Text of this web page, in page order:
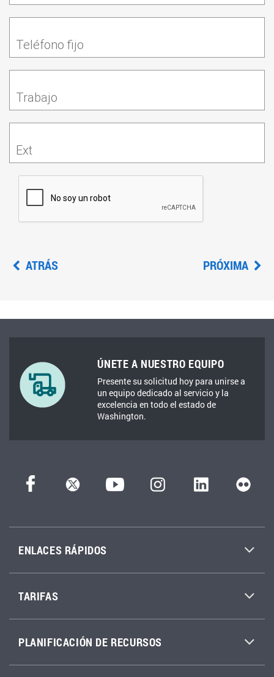
Teléfono fijo
Trabajo
Ext
ATRÁS PRÓXIMA
ÚNETE A NUESTRO EQUIPO
Presente su solicitud hoy para unirse a
un equipo dedicado al servicio y la
excelencia en todo el estado de
Washington.
ENLACES RÁPIDOS
TARIFAS
PLANIFICACIÓN DE RECURSOS